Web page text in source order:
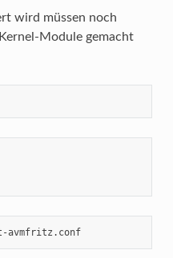
wird müssen noch
Module gemacht
avmfritz.conf